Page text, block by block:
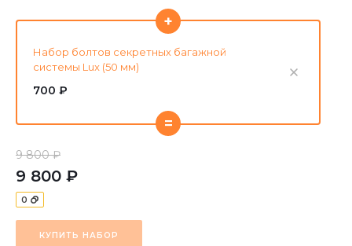
Набор болтов секретных багажной
системы Lux (50 мм)
700 ₽
+
=
9 800 ₽
9 800 ₽
0
КУПИТЬ НАБОР